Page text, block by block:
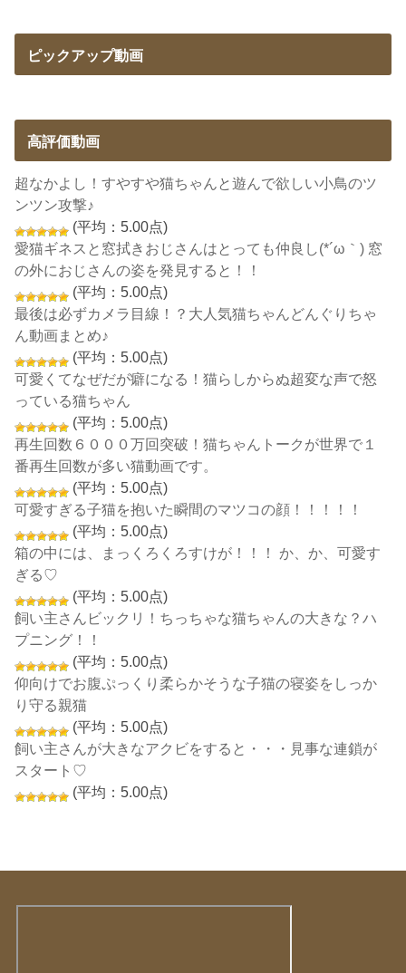
ピックアップ動画
高評価動画
超なかよし！すやすや猫ちゃんと遊んで欲しい小鳥のツ
ンツン攻撃♪
(平均：5.00点)
愛猫ギネスと窓拭きおじさんはとっても仲良し(*´ω｀) 窓
の外におじさんの姿を発見すると！！
(平均：5.00点)
最後は必ずカメラ目線！？大人気猫ちゃんどんぐりちゃ
ん動画まとめ♪
(平均：5.00点)
可愛くてなぜだが癖になる！猫らしからぬ超変な声で怒
っている猫ちゃん
(平均：5.00点)
再生回数６０００万回突破！猫ちゃんトークが世界で１
番再生回数が多い猫動画です。
(平均：5.00点)
可愛すぎる子猫を抱いた瞬間のマツコの顔！！！！！
(平均：5.00点)
箱の中には、まっくろくろすけが！！！ か、か、可愛す
ぎる♡
(平均：5.00点)
飼い主さんビックリ！ちっちゃな猫ちゃんの大きな？ハ
プニング！！
(平均：5.00点)
仰向けでお腹ぷっくり柔らかそうな子猫の寝姿をしっか
り守る親猫
(平均：5.00点)
飼い主さんが大きなアクビをすると・・・見事な連鎖が
スタート♡
(平均：5.00点)